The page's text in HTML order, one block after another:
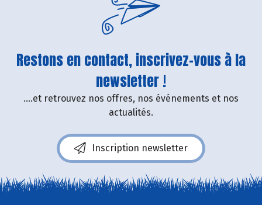
Restons en contact, inscrivez-vous à la
newsletter !
....et retrouvez nos offres, nos événements et nos
actualités.
Inscription newsletter